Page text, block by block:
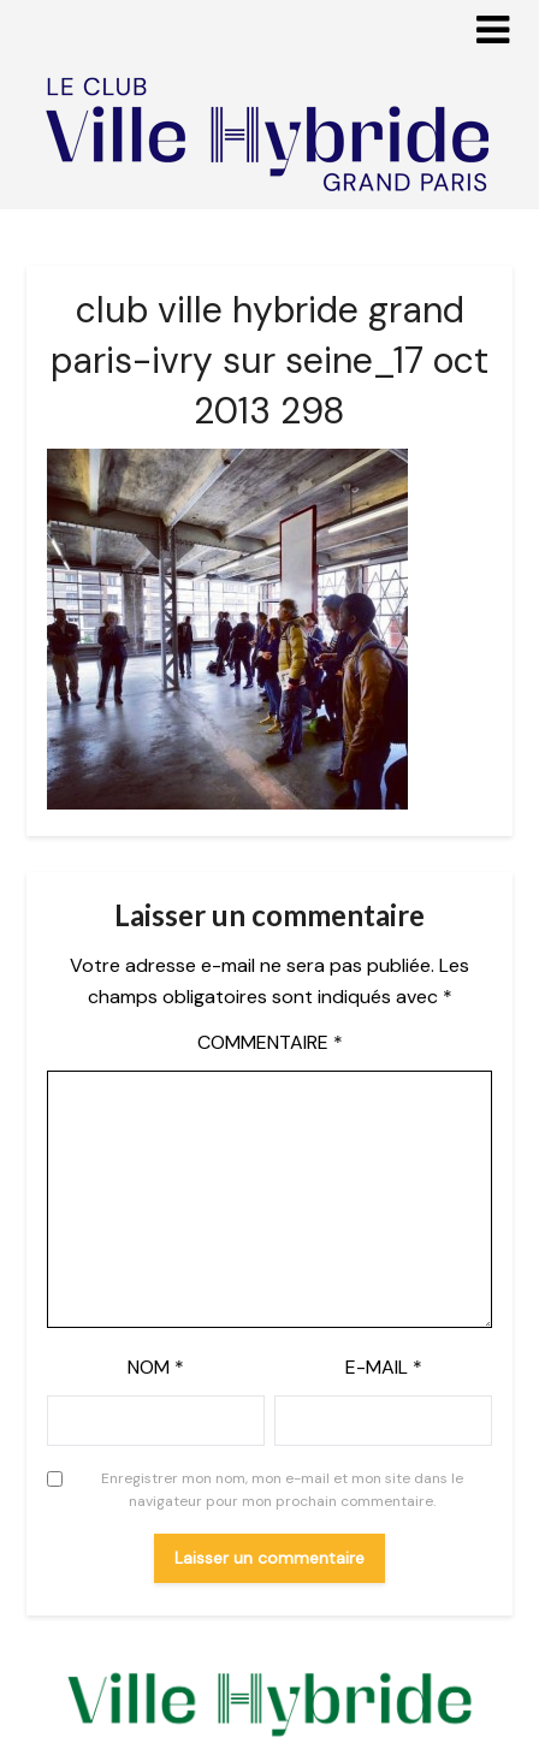
club ville hybride grand
paris-ivry sur seine_17 oct
2013 298
Laisser un commentaire
Votre adresse e-mail ne sera pas publiée. Les
champs obligatoires sont indiqués avec *
COMMENTAIRE *
NOM * E-MAIL *
Enregistrer mon nom, mon e-mail et mon site dans le
navigateur pour mon prochain commentaire.